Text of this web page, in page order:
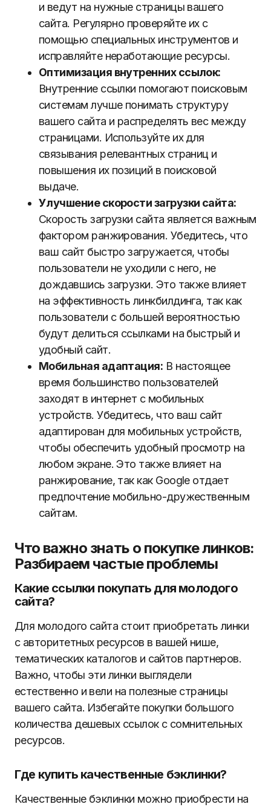
и ведут на нужные страницы вашего
сайта. Регулярно проверяйте их с
помощью специальных инструментов и
исправляйте неработающие ресурсы.
Оптимизация внутренних ссылок:
Внутренние ссылки помогают поисковым
системам лучше понимать структуру
вашего сайта и распределять вес между
страницами. Используйте их для
связывания релевантных страниц и
повышения их позиций в поисковой
выдаче.
Улучшение скорости загрузки сайта:
Скорость загрузки сайта является важным
фактором ранжирования. Убедитесь, что
ваш сайт быстро загружается, чтобы
пользователи не уходили с него, не
дождавшись загрузки. Это также влияет
на эффективность линкбилдинга, так как
пользователи с большей вероятностью
будут делиться ссылками на быстрый и
удобный сайт.
Мобильная адаптация: В настоящее
время большинство пользователей
заходят в интернет с мобильных
устройств. Убедитесь, что ваш сайт
адаптирован для мобильных устройств,
чтобы обеспечить удобный просмотр на
любом экране. Это также влияет на
ранжирование, так как Google отдает
предпочтение мобильно-дружественным
сайтам.
Что важно знать о покупке линков:
Разбираем частые проблемы
Какие ссылки покупать для молодого
сайта?
Для молодого сайта стоит приобретать линки
с авторитетных ресурсов в вашей нише,
тематических каталогов и сайтов партнеров.
Важно, чтобы эти линки выглядели
естественно и вели на полезные страницы
вашего сайта. Избегайте покупки большого
количества дешевых ссылок с сомнительных
ресурсов.
Где купить качественные бэклинки?
Качественные бэклинки можно приобрести на